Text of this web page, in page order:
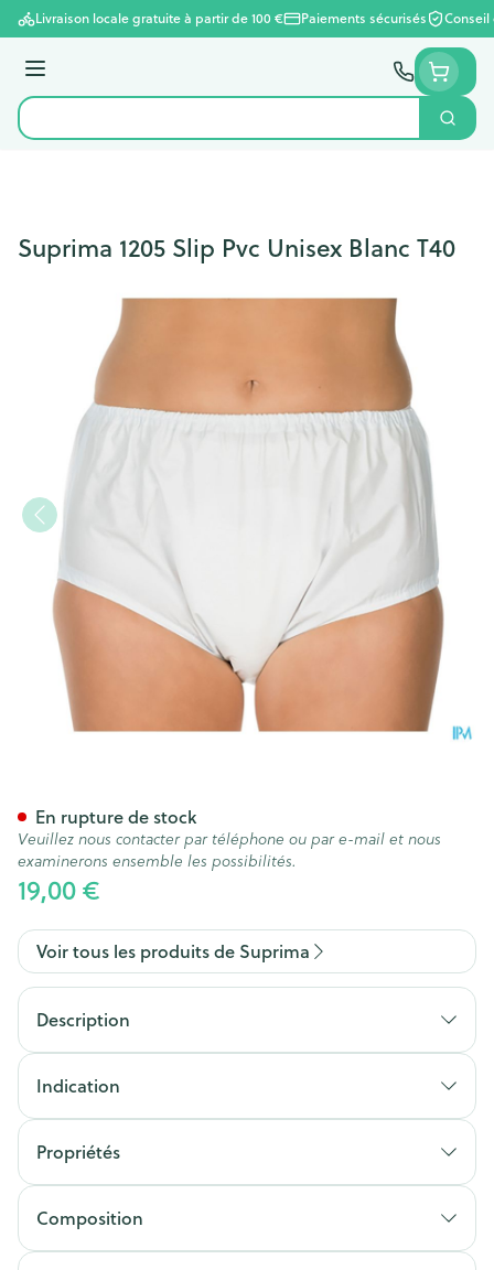
Aller au contenu
Livraison locale gratuite à partir de 100 € Paiements sécurisés
Menu
Rechercher
Suprima 1205 Slip Pvc Unisex Blanc T40
19,00 €
En rupture de stock
Veuillez nous contacter par téléphone ou par e-mail et nous
examinerons ensemble les possibilités.
Voir tous les produits de Suprima
Description
Indication
Propriétés
Composition